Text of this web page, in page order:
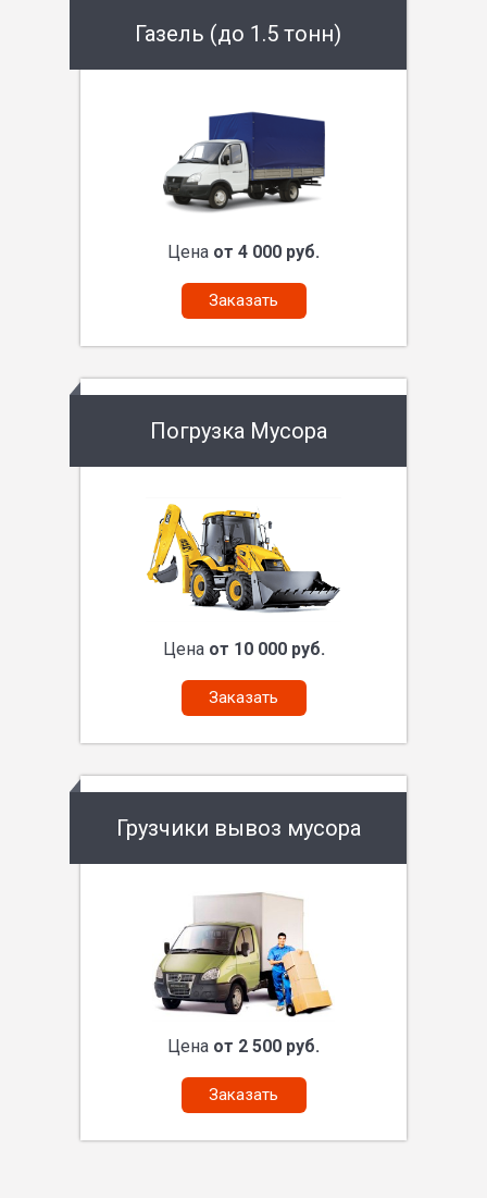
Газель (до 1.5 тонн)
Цена от 4 000 руб.
Заказать
Погрузка Мусора
Цена от 10 000 руб.
Заказать
Грузчики вывоз мусора
Цена от 2 500 руб.
Заказать